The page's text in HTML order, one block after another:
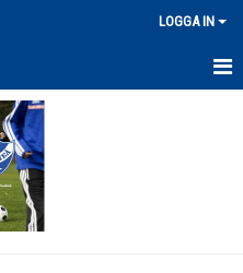
LOGGA IN